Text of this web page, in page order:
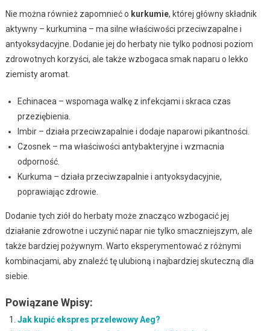
Nie można również zapomnieć o kurkumie, której główny składnik
aktywny – kurkumina – ma silne właściwości przeciwzapalne i
antyoksydacyjne. Dodanie jej do herbaty nie tylko podnosi poziom
zdrowotnych korzyści, ale także wzbogaca smak naparu o lekko
ziemisty aromat.
Echinacea – wspomaga walkę z infekcjami i skraca czas
przeziębienia.
Imbir – działa przeciwzapalnie i dodaje naparowi pikantności.
Czosnek – ma właściwości antybakteryjne i wzmacnia
odporność.
Kurkuma – działa przeciwzapalnie i antyoksydacyjnie,
poprawiając zdrowie.
Dodanie tych ziół do herbaty może znacząco wzbogacić jej
działanie zdrowotne i uczynić napar nie tylko smaczniejszym, ale
także bardziej pożywnym. Warto eksperymentować z różnymi
kombinacjami, aby znaleźć tę ulubioną i najbardziej skuteczną dla
siebie.
Powiązane Wpisy:
Jak kupić ekspres przelewowy Aeg?